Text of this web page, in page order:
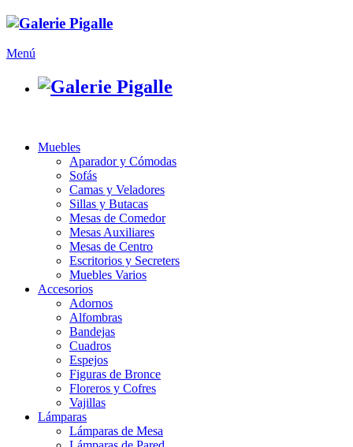
Menú
Muebles
Aparador y Cómodas
Sofás
Camas y Veladores
Sillas y Butacas
Mesas de Comedor
Mesas Auxiliares
Mesas de Centro
Escritorios y Secreters
Muebles Varios
Accesorios
Adornos
Alfombras
Bandejas
Cuadros
Espejos
Figuras de Bronce
Floreros y Cofres
Vajillas
Lámparas
Lámparas de Mesa